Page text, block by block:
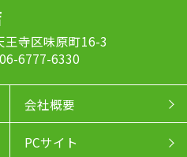
王寺区味原町16-3
6777-6330
会社概要
PCサイト